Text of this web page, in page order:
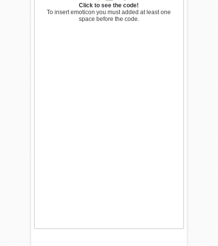
Click to see the code!
To insert emoticon you must added at least one
space before the code.